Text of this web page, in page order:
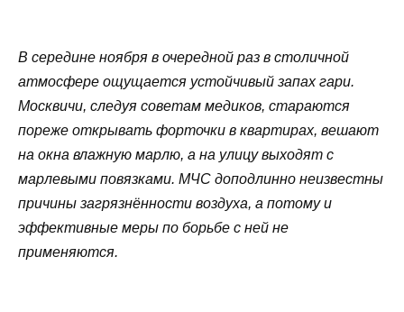
В середине ноября в очередной раз в столичной
атмосфере ощущается устойчивый запах гари.
Москвичи, следуя советам медиков, стараются
пореже открывать форточки в квартирах, вешают
на окна влажную марлю, а на улицу выходят с
марлевыми повязками. МЧС доподлинно неизвестны
причины загрязнённости воздуха, а потому и
эффективные меры по борьбе с ней не
применяются.